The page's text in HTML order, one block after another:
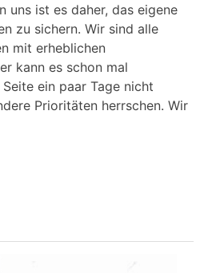
uns ist es daher, das eigene
zu sichern. Wir sind alle
mit erheblichen
kann es schon mal
ein paar Tage nicht
Prioritäten herrschen. Wir